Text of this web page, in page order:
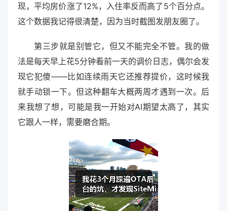
现，平均房价涨了12%，入住率反而高了5个百分点。
这个数据我记得很清楚，因为当时截图发朋友圈了。
第三步就是别管它，但又不能完全不管。我的做
法是每天早上花5分钟看前一天的调价日志，偶尔会发
现它犯傻——比如连续雨天它还推荐提价，这时候我
就手动锁一下。但这种翻车大概两周才遇到一次。后
来我想了想，可能是我一开始对AI期望太高了，其实
它跟人一样，需要磨合期。